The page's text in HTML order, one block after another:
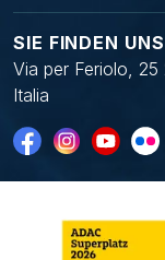
SIE FINDEN
Via per Feriolo,
Italia